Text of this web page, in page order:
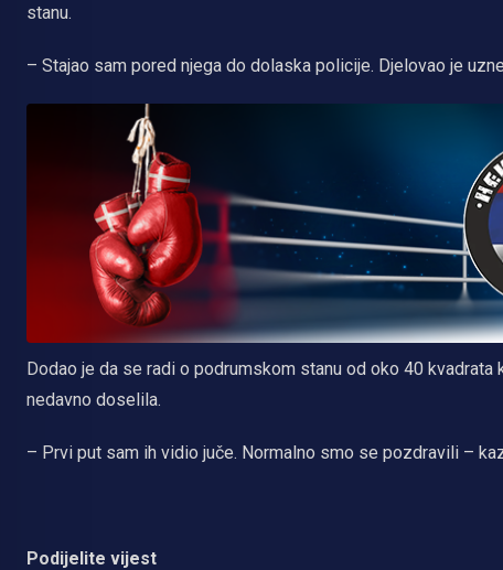
stanu.
– Stajao sam pored njega do dolaska policije. Djelovao je
Dodao je da se radi o podrumskom stanu od oko 40
nedavno doselila.
– Prvi put sam ih vidio juče. Normalno smo se pozdravili –
Podijelite vijest